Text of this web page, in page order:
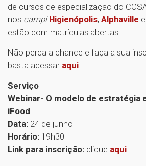
de cursos de especialização do
nos campiHigienópolis, Alphaville e
estão com matrículas abertas.
Não perca a chance e faça a sua
basta acessar aqui.
Serviço
Webinar- O modelo de estratégia
iFood
Data: 24 de junho
Horário: 19h30
Link para inscrição: clique aqui
1